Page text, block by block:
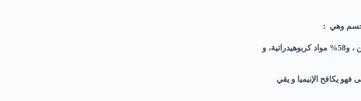
وهي :
-مصدر غني بالبروتين والألياف والنشويات فهو بروتين نباتي جيد حيث يحتوى على حوالى 28% بروتين ، و58% مواد كربوهيدراتية، و
يكافح الإنيميا و يقي